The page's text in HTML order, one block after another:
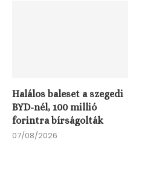
Halálos baleset a szegedi
BYD-nél, 100 millió
forintra bírságolták
07/08/2026